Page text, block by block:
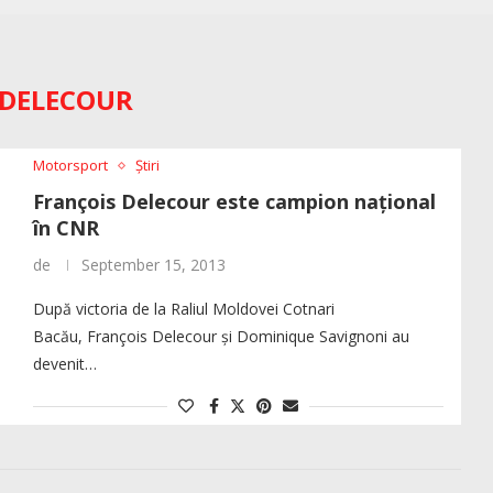
Motorsport Știri
François Delecour este campion național
în CNR
de September 15, 2013
După victoria de la Raliul Moldovei Cotnari
Bacău, François Delecour și Dominique Savignoni au
devenit…